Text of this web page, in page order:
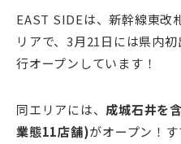
EAST SIDEは、新幹線東改
リアで、3月21日には県内
行オープンしています！
同エリアには、成城石井を
業態11店舗)がオープン！